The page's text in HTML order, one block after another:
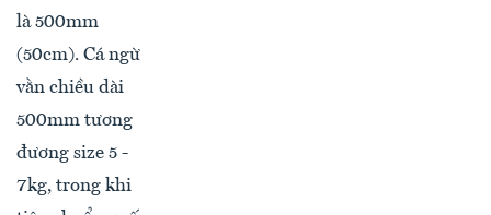
là 500mm
(50cm). Cá ngừ
vằn chiều dài
500mm tương
đương size 5 -
7kg, trong khi